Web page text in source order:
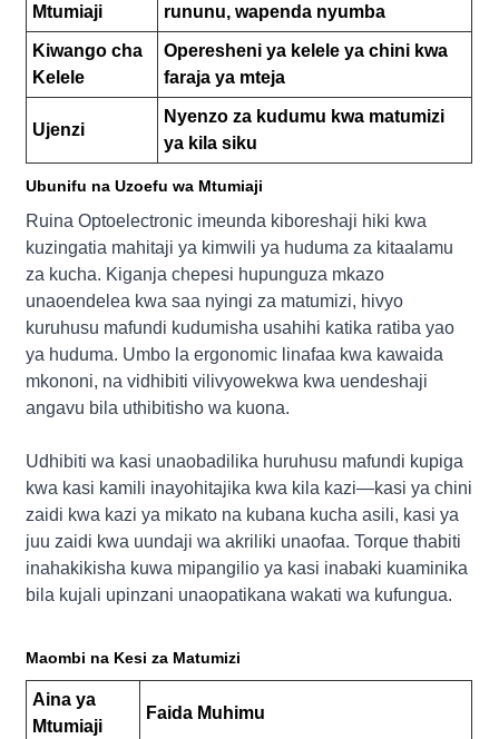
Mtumiaji
rununu, wapenda nyumba
Kiwango cha
Kelele
Operesheni ya kelele ya chini kwa
faraja ya mteja
Ujenzi
Nyenzo za kudumu kwa matumizi
ya kila siku
Ubunifu na Uzoefu wa Mtumiaji
Ruina Optoelectronic imeunda kiboreshaji hiki kwa
kuzingatia mahitaji ya kimwili ya huduma za kitaalamu
za kucha. Kiganja chepesi hupunguza mkazo
unaoendelea kwa saa nyingi za matumizi, hivyo
kuruhusu mafundi kudumisha usahihi katika ratiba yao
ya huduma. Umbo la ergonomic linafaa kwa kawaida
mkononi, na vidhibiti vilivyowekwa kwa uendeshaji
angavu bila uthibitisho wa kuona.
Udhibiti wa kasi unaobadilika huruhusu mafundi kupiga
kwa kasi kamili inayohitajika kwa kila kazi—kasi ya chini
zaidi kwa kazi ya mikato na kubana kucha asili, kasi ya
juu zaidi kwa uundaji wa akriliki unaofaa. Torque thabiti
inahakikisha kuwa mipangilio ya kasi inabaki kuaminika
bila kujali upinzani unaopatikana wakati wa kufungua.
Maombi na Kesi za Matumizi
Aina ya
Mtumiaji
Faida Muhimu